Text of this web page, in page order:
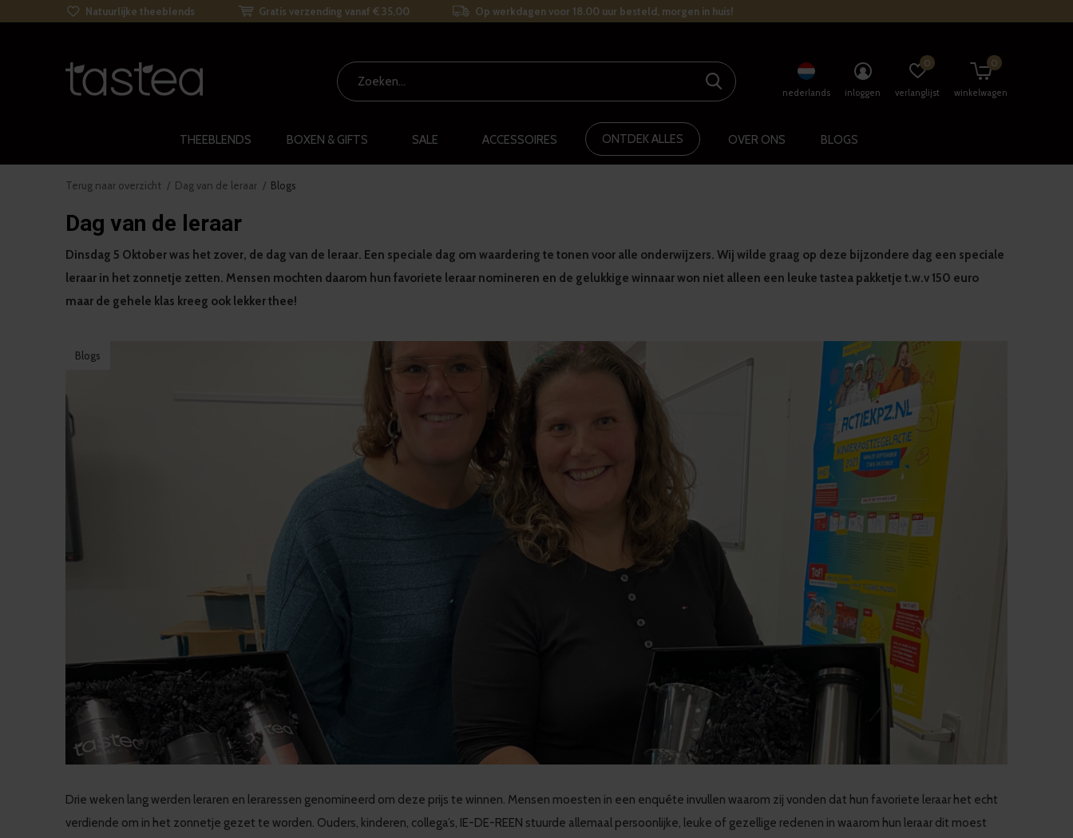
THEEBLENDS BOXEN & GIFTS SALE ACCESSOIRES ONTDEK ALLES OVER ONS BLOGS
nederlands inloggen verlanglijst
0
winkelwagen
0
Natuurlijke theeblends Gratis verzending vanaf € 35,00 Op werkdagen voor 18.00 uur besteld, morgen in huis!
Terug naar overzicht Dag van de leraar Blogs
Dag van de leraar
Dinsdag 5 Oktober was het zover, de dag van de leraar. Een speciale dag om waardering te tonen voor alle onderwijzers. Wij wilde graag op deze bijzondere dag een speciale
leraar in het zonnetje zetten. Mensen mochten daarom hun favoriete leraar nomineren en de gelukkige winnaar won niet alleen een leuke tastea pakketje t.w.v 150 euro
maar de gehele klas kreeg ook lekker thee!
Blogs
Drie weken lang werden leraren en leraressen genomineerd om deze prijs te winnen. Mensen moesten in een enquête invullen waarom zij vonden dat hun favoriete leraar het echt
verdiende om in het zonnetje gezet te worden. Ouders, kinderen, collega’s, IE-DE-REEN stuurde allemaal persoonlijke, leuke of gezellige redenen in waarom hun leraar dit moest